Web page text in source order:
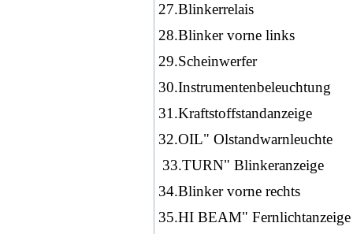
27.Blinkerrelais
28.Blinker vorne links
29.Scheinwerfer
30.Instrumentenbeleuchtung
31.Kraftstoffstandanzeige
32.OIL" Olstandwarnleuchte
33.TURN" Blinkeranzeige
34.Blinker vorne rechts
35.HI BEAM" Fernlichtanzeige